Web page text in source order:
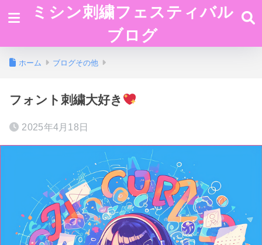
ミシン刺繍フェスティバル
ブログ
ホーム ブログその他
フォント刺繍大好き
2025年4月18日